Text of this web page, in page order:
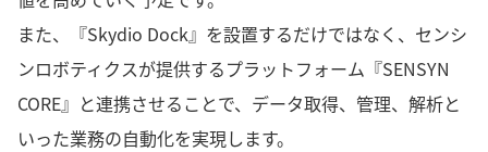
また、『Skydio Dock』を設置するだけではなく、センシ
ンロボティクスが提供するプラットフォーム『SENSYN
CORE』と連携させることで、データ取得、管理、解析と
いった業務の自動化を実現します。